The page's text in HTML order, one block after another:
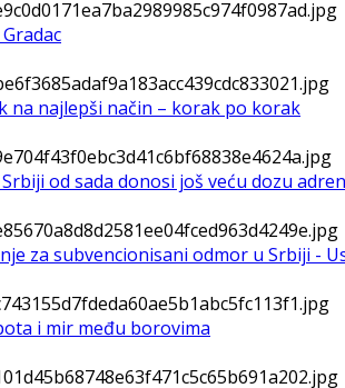
na najlepši način – korak po korak
od sada donosi još veću dozu
za subvencionisani odmor u Srbiji -
i mir među borovima